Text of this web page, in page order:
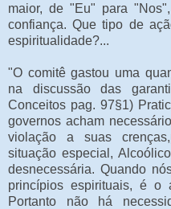
maior, de "Eu" para
confiança. Que tipo de
espiritualidade?...
"O comitê gastou uma
na discussão das
Conceitos pag. 97§1)
governos acham
violação a suas
situação especial,
desnecessária. Quando
princípios espirituais, é o
Portanto não há